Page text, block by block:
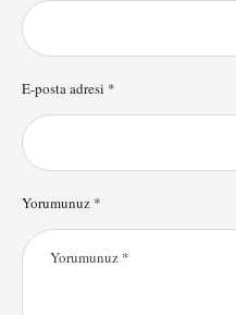
Yorumunuz *
E-posta adresi *